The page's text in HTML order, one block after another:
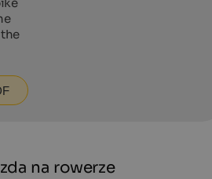
na rowerze